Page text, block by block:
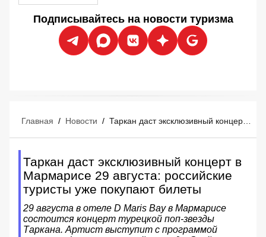
Подписывайтесь на новости туризма
Главная / Новости /
Таркан даст эксклюзивный концерт в
Мармарисе 29 августа: российские
туристы уже покупают билеты
29 августа в отеле D Maris Bay в Мармарисе
состоится концерт турецкой поп-звезды
Таркана. Артист выступит с программой